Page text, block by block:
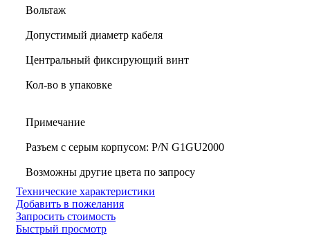
Вольтаж
Допустимый диаметр кабеля
Центральный фиксирующий винт
Кол-во в упаковке
Примечание
Разъем с серым корпусом: P/N G1GU2000
Возможны другие цвета по запросу
Технические характеристики
Добавить в пожелания
Запросить стоимость
Быстрый просмотр